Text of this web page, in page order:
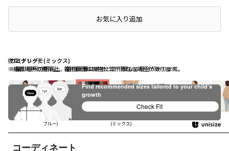
夜空(グレー)
※撮影場所の関係上、着用画像は実物と若干異なる場合があります。
カミナリグモ(ミックス)
※撮影場所の関係上、着用画像は実物と若干異なる場合があります。
カミナリグモ(ミックス)
青空(ブルー)
星空(ネイビー
ブルー)
(ミックス)
コーディネート
店頭在庫を確認するお気に入り追加
Find recommended sizes tailored to your child's
growth
Check Fit